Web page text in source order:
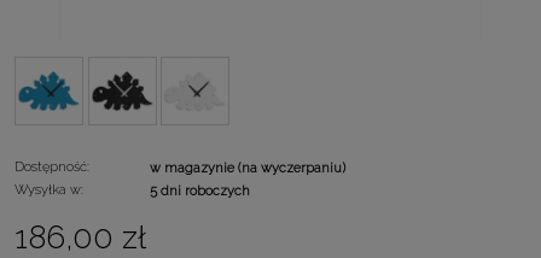
Dostępność:
w magazynie (na wyczerpaniu)
Wysyłka w:
5 dni roboczych
186,00 zł